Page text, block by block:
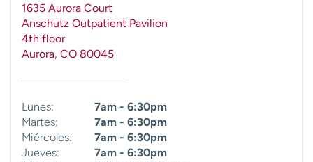
1635 Aurora Court
Anschutz Outpatient Pavilion
4th floor
Aurora, CO 80045
Lunes:
7am - 6:30pm
Martes:
7am - 6:30pm
Miércoles:
7am - 6:30pm
Jueves:
7am - 6:30pm